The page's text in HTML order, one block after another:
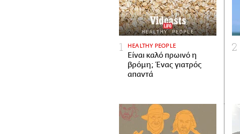
HEALTHY PEOPLE
Είναι καλό πρωινό η
βρόμη; Ένας γιατρός
απαντά